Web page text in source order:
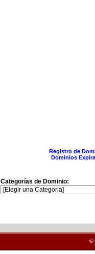
Registro de
Dominios
Categorías de Dominio:
©